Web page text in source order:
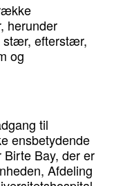
herunder
stær, efterstær,
og
til
ensbetydende
Bay, der er
Afdeling